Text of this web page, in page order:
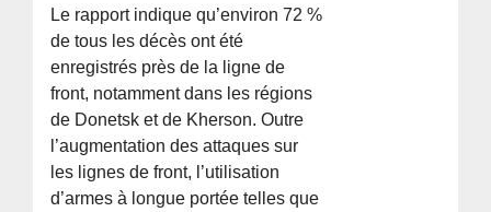
Le rapport indique qu’environ 72 %
de tous les décès ont été
enregistrés près de la ligne de
front, notamment dans les régions
de Donetsk et de Kherson. Outre
l’augmentation des attaques sur
les lignes de front, l’utilisation
d’armes à longue portée telles que